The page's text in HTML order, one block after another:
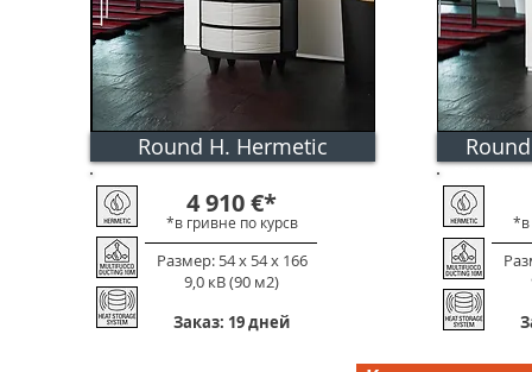
4 910€*
*в гривне по курсв
Размер: 54 х 54 х 166
9,0 кВ (90 м2)
Заказ: 19 дней
Round H. Hermetic
*в